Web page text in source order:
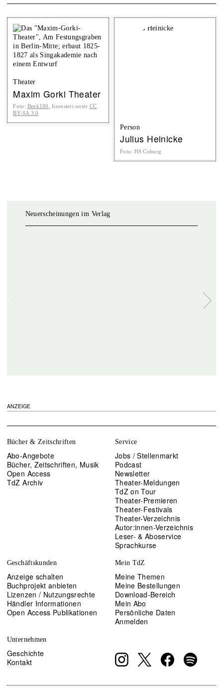
Theater
Maxim Gorki Theater
Foto: Beek100 , lizensiert unter CC
BY-SA 3.0
Person
Julius Heinicke
Foto: HS Coburg
Neuerscheinungen im Verlag
ANZEIGE
Bücher & Zeitschriften
Abo-Angebote
Bücher, Zeitschriften, Musik
Open Access
TdZ Archiv
Service
Jobs / Stellenmarkt
Podcast
Newsletter
Theater-Meldungen
TdZ on Tour
Theater-Premieren
Theater-Festivals
Theater-Verzeichnis
Autor:innen-Verzeichnis
Leser- & Aboservice
Sprachkurse
Geschäftskunden
Anzeige schalten
Buchprojekt anbieten
Lizenzen / Nutzungsrechte
Händler Informationen
Open Access Publikationen
Mein TdZ
Meine Themen
Meine Bestellungen
Download-Bereich
Mein Abo
Persönliche Daten
Anmelden
Unternehmen
Geschichte
Kontakt